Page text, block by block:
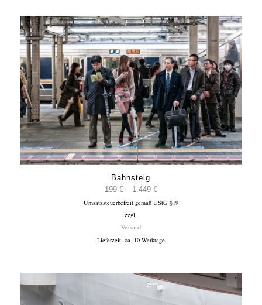
Bahnsteig
199 € – 1.449 €Preisspanne:
199 €
Umsatzsteuerbefreit gemäß UStG §19
zzgl.
Versand
Lieferzeit: ca. 10 Werktage